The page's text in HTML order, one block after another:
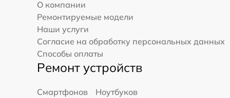
О компании
Ремонтируемые модели
Наши услуги
Согласие на обработку персональных данных
Способы оплаты
Ремонт устройств
Смартфонов
Ноутбуков